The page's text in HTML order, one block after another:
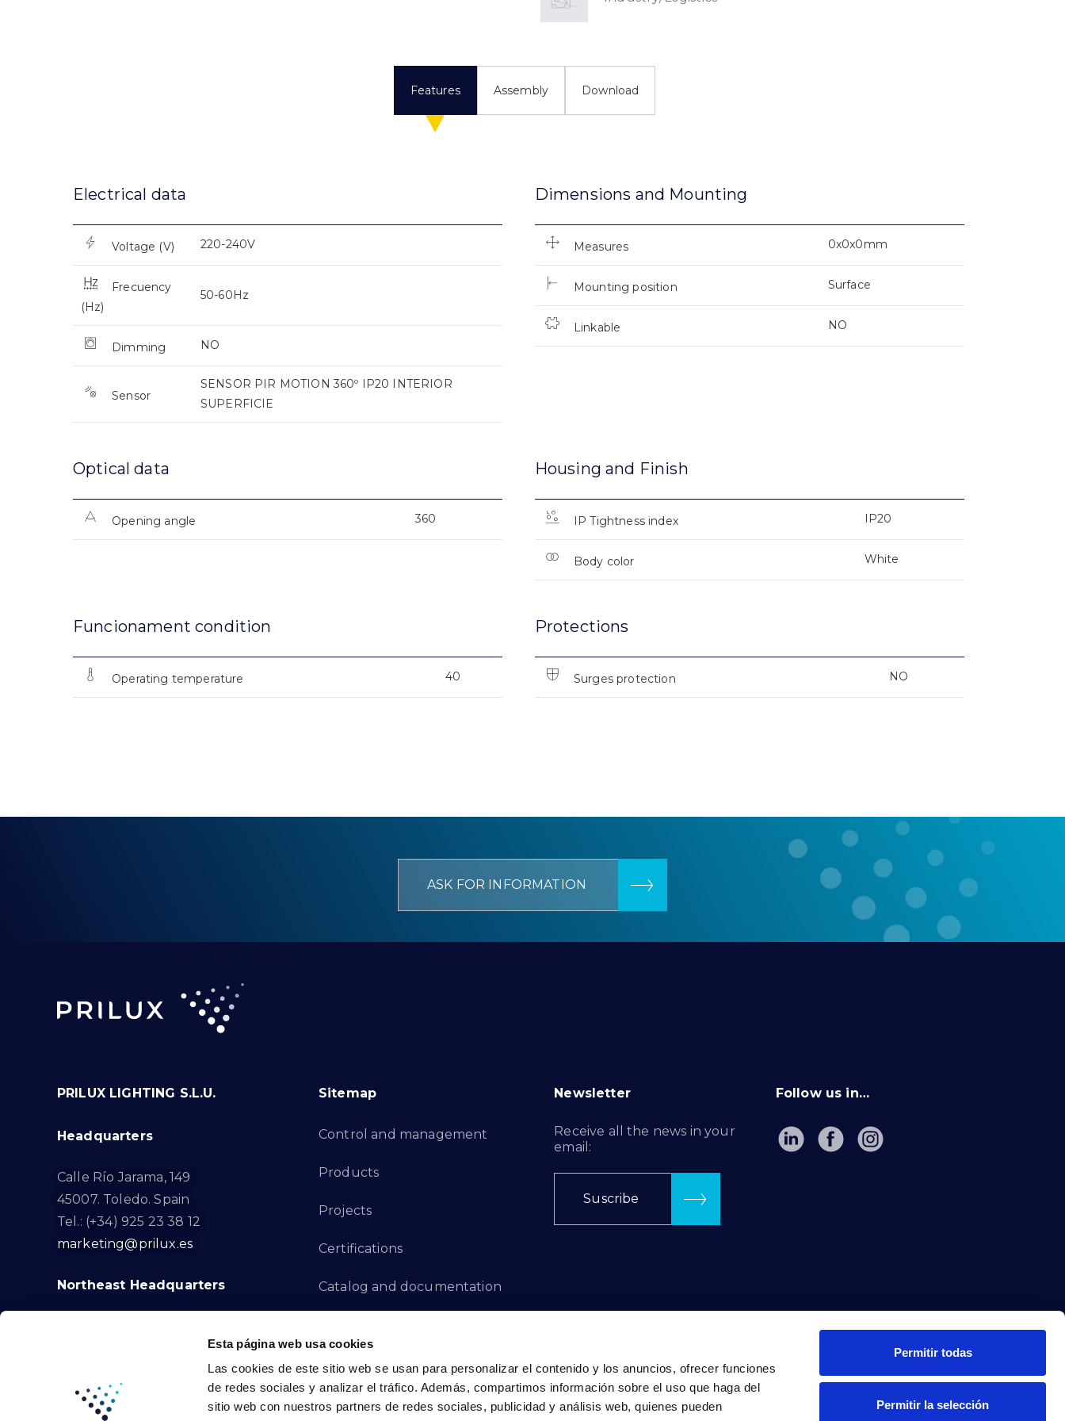
Esta página web usa cookies
Las cookies de este sitio web se usan para personalizar el contenido y los anuncios, ofrecer funciones
de redes sociales y analizar el tráfico. Además, compartimos información sobre el uso que haga del
sitio web con nuestros partners de redes sociales, publicidad y análisis web, quienes pueden
Permitir todas
Permitir la selección
Features Assembly Download
Electrical data
Voltage (V) 220-240V
Frecuency
(Hz)
50-60Hz
Dimming NO
Sensor
SENSOR PIR MOTION 360º IP20 INTERIOR
SUPERFICIE
Dimensions and Mounting
Measures 0x0x0mm
Mounting position Surface
Linkable NO
Optical data
Opening angle 360
Housing and Finish
IP Tightness index IP20
Body color White
Funcionament condition
Operating temperature 40
Protections
Surges protection NO
ASK FOR INFORMATION
PRILUX LIGHTING S.L.U.
Headquarters
Calle Río Jarama, 149
45007. Toledo. Spain
Tel.: (+34) 925 23 38 12
marketing@prilux.es
Northeast Headquarters
08791. Sant Llorenç d’Hortons.
Tel.: (+34) 93 719 23 29
marketing@prilux.es
Sitemap
Control and management
Products
Projects
Certifications
Catalog and documentation
Complaints Channel
Contact
Newsletter
Receive all the news in your
email:
Suscribe
Follow us in…